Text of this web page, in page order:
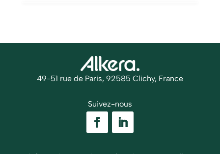
49-51 rue de Paris, 92585 Clichy, France
Suivez-nous